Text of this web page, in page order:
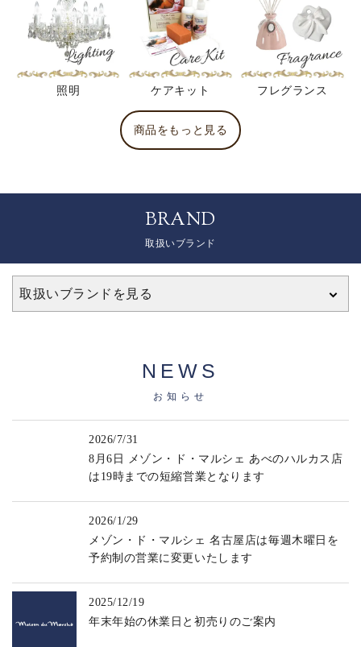
照明 ケアキット フレグランス
商品をもっと見る
BRAND
取扱いブランド
取扱いブランドを見る
NEWS
お知らせ
2026/7/31
8月6日 メゾン・ド・マルシェ あべのハルカス店
は19時までの短縮営業となります
2026/1/29
メゾン・ド・マルシェ 名古屋店は毎週木曜日を
予約制の営業に変更いたします
2025/12/19
年末年始の休業日と初売りのご案内